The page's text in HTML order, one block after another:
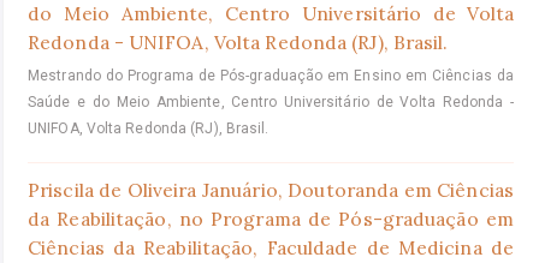
do Meio Ambiente, Centro Universitário de Volta
Redonda - UNIFOA, Volta Redonda (RJ), Brasil.
Mestrando do Programa de Pós-graduação em Ensino em Ciências da
Saúde e do Meio Ambiente, Centro Universitário de Volta Redonda -
UNIFOA, Volta Redonda (RJ), Brasil.
Priscila de Oliveira Januário, Doutoranda em Ciências
da Reabilitação, no Programa de Pós-graduação em
Ciências da Reabilitação, Faculdade de Medicina de